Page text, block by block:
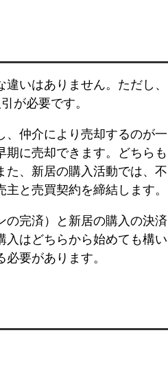
いはありません。ただし、
が必要です。
、仲介により売却するのが一
に売却できます。どちらも
た、新居の購入活動では、不
と売買契約を締結します。
の完済）と新居の購入の決済
入はどちらから始めても構い
要があります。